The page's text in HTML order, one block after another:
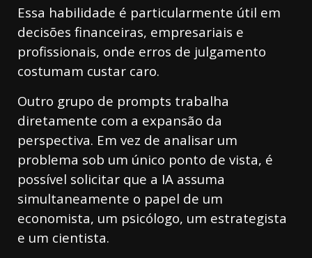
Essa habilidade é particularmente útil em
decisões financeiras, empresariais e
profissionais, onde erros de julgamento
costumam custar caro.
Outro grupo de prompts trabalha
diretamente com a expansão da
perspectiva. Em vez de analisar um
problema sob um único ponto de vista, é
possível solicitar que a IA assuma
simultaneamente o papel de um
economista, um psicólogo, um estrategista
e um cientista.